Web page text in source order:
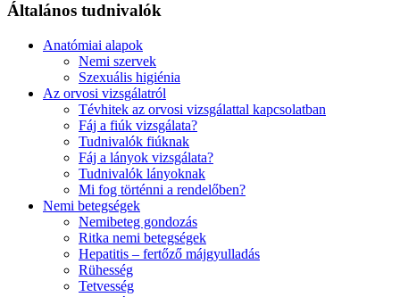
Általános tudnivalók
Anatómiai alapok
Nemi szervek
Szexuális higiénia
Az orvosi vizsgálatról
Tévhitek az orvosi vizsgálattal kapcsolatban
Fáj a fiúk vizsgálata?
Tudnivalók fiúknak
Fáj a lányok vizsgálata?
Tudnivalók lányoknak
Mi fog történni a rendelőben?
Nemi betegségek
Nemibeteg gondozás
Ritka nemi betegségek
Hepatitis – fertőző májgyulladás
Rühesség
Tetvesség